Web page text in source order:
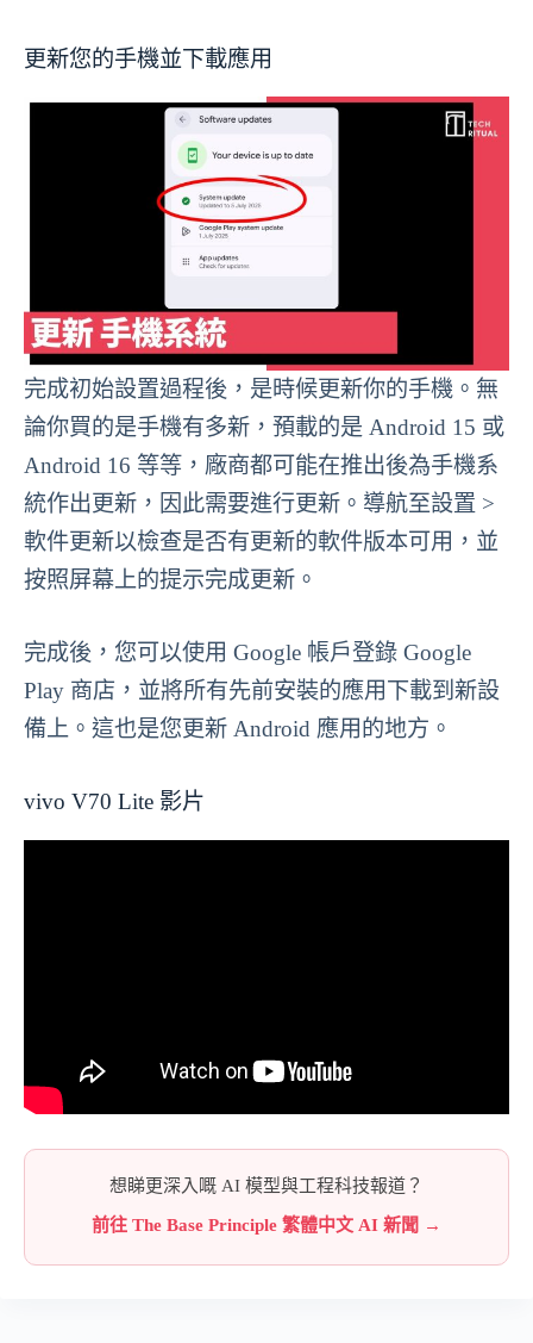
更新您的手機並下載應用
完成初始設置過程後，是時候更新你的手機。無
論你買的是手機有多新，預載的是 Android 15 或
Android 16 等等，廠商都可能在推出後為手機系
統作出更新，因此需要進行更新。導航至設置 >
軟件更新以檢查是否有更新的軟件版本可用，並
按照屏幕上的提示完成更新。
完成後，您可以使用 Google 帳戶登錄 Google
Play 商店，並將所有先前安裝的應用下載到新設
備上。這也是您更新 Android 應用的地方。
vivo V70 Lite 影片
想睇更深入嘅 AI 模型與工程科技報道？
前往 The Base Principle 繁體中文 AI 新聞 →